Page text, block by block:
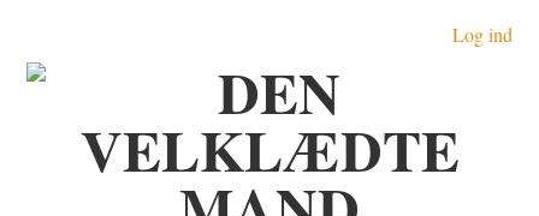
indhold
Log ind